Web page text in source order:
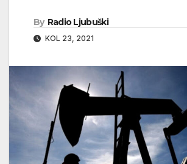
By Radio Ljubuški
KOL 23, 2021